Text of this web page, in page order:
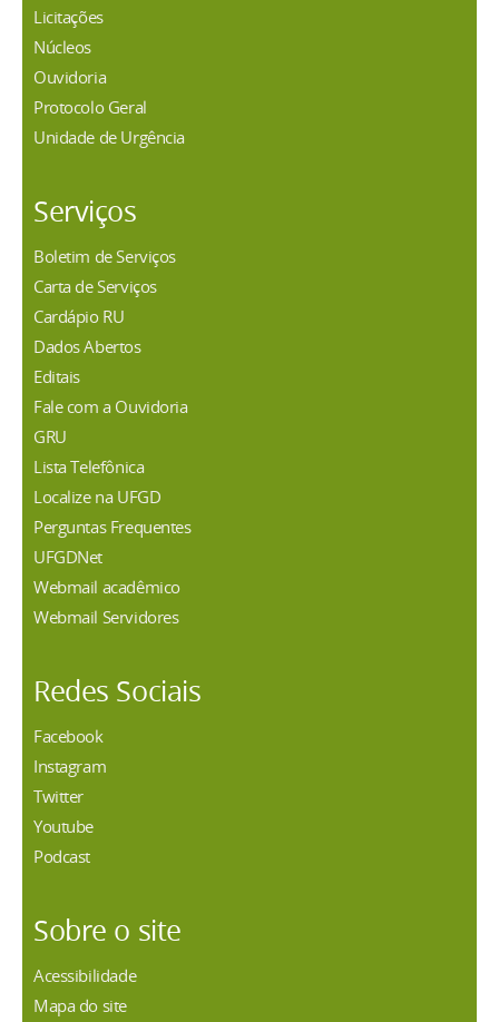
Licitações
Núcleos
Ouvidoria
Protocolo Geral
Unidade de Urgência
Serviços
Boletim de Serviços
Carta de Serviços
Cardápio RU
Dados Abertos
Editais
Fale com a Ouvidoria
GRU
Lista Telefônica
Localize na UFGD
Perguntas Frequentes
UFGDNet
Webmail acadêmico
Webmail Servidores
Redes Sociais
Facebook
Instagram
Twitter
Youtube
Podcast
Sobre o site
Acessibilidade
Mapa do site